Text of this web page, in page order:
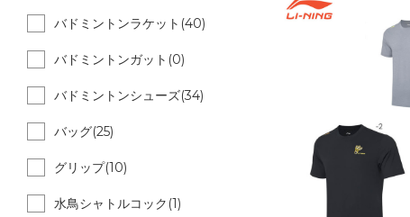
バドミントンラケット(40)
バドミントンガット(0)
バドミントンシューズ(34)
バッグ(25)
グリップ(10)
水鳥シャトルコック(1)